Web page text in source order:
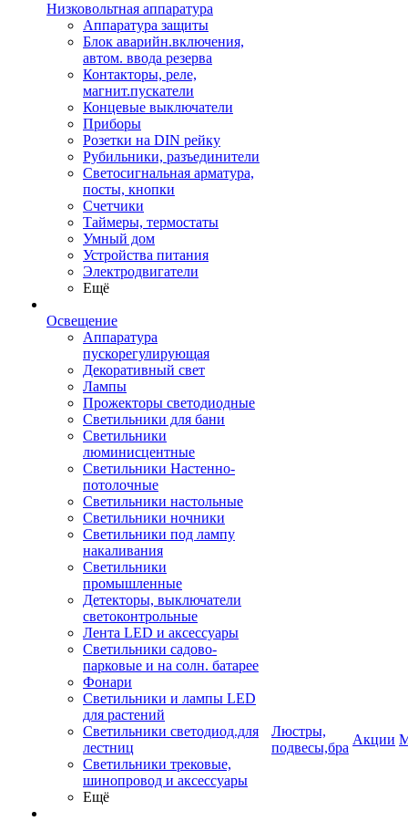
Низковольтная аппаратура
Аппаратура защиты
Блок аварийн.включения,
автом. ввода резерва
Контакторы, реле,
магнит.пускатели
Концевые выключатели
Приборы
Розетки на DIN рейку
Рубильники, разъединители
Светосигнальная арматура,
посты, кнопки
Счетчики
Таймеры, термостаты
Умный дом
Устройства питания
Электродвигатели
Ещё
Освещение
Аппаратура
пускорегулирующая
Декоративный свет
Лампы
Прожекторы светодиодные
Светильники для бани
Светильники
люминисцентные
Светильники Настенно-
потолочные
Светильники настольные
Светильники ночники
Светильники под лампу
накаливания
Светильники
промышленные
Детекторы, выключатели
светоконтрольные
Лента LED и аксессуары
Светильники садово-
парковые и на солн. батарее
Фонари
Светильники и лампы LED
для растений
Светильники светодиод.для
лестниц
Светильники трековые,
шинопровод и аксессуары
Ещё
Люстры,
подвесы,бра
Акции